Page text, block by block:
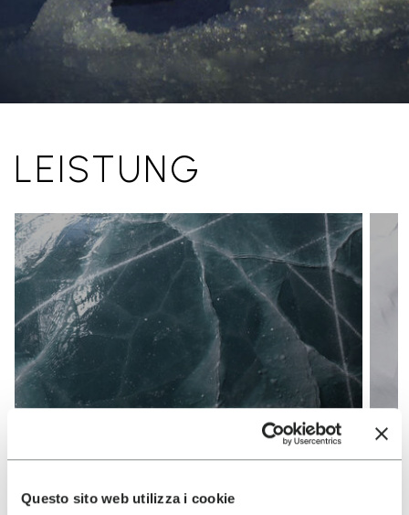
Questo sito web utilizza i cookie
LEISTUNG